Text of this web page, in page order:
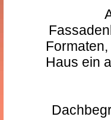
Haus ein